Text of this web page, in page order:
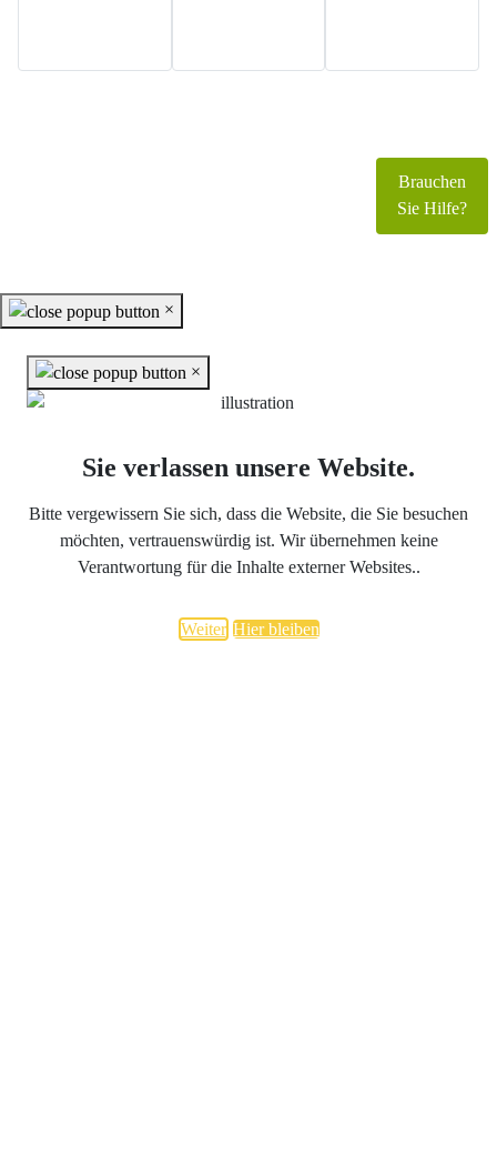
Brauchen
Sie Hilfe?
×
×
Sie verlassen unsere Website.
Bitte vergewissern Sie sich, dass die Website, die Sie besuchen
möchten, vertrauenswürdig ist. Wir übernehmen keine
Verantwortung für die Inhalte externer Websites..
Weiter Hier bleiben